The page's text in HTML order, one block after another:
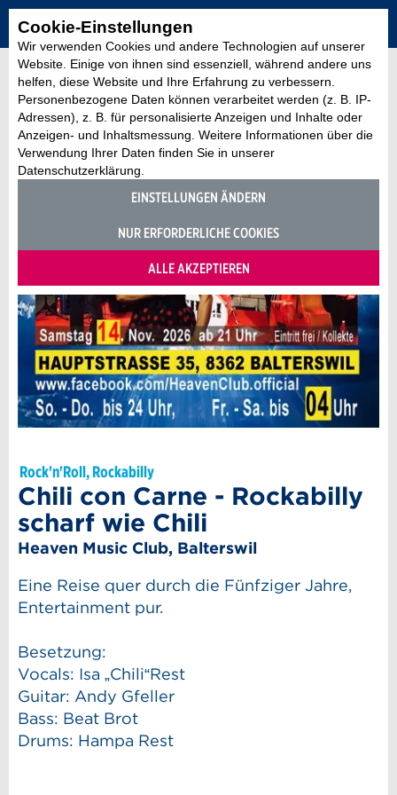
Cookie-Einstellungen
Wir verwenden Cookies und andere Technologien auf unserer
Website. Einige von ihnen sind essenziell, während andere uns
helfen, diese Website und Ihre Erfahrung zu verbessern.
Personenbezogene Daten können verarbeitet werden (z. B. IP-
Adressen), z. B. für personalisierte Anzeigen und Inhalte oder
Anzeigen- und Inhaltsmessung. Weitere Informationen über die
Verwendung Ihrer Daten finden Sie in unserer
Datenschutzerklärung.
EINSTELLUNGEN ÄNDERN
NUR ERFORDERLICHE COOKIES
ALLE AKZEPTIEREN
Rock'n'Roll, Rockabilly
Chili con Carne - Rockabilly
scharf wie Chili
Heaven Music Club, Balterswil
Eine Reise quer durch die Fünfziger Jahre,
Entertainment pur.
Besetzung:
Vocals: Isa „Chili“Rest
Guitar: Andy Gfeller
Bass: Beat Brot
Drums: Hampa Rest